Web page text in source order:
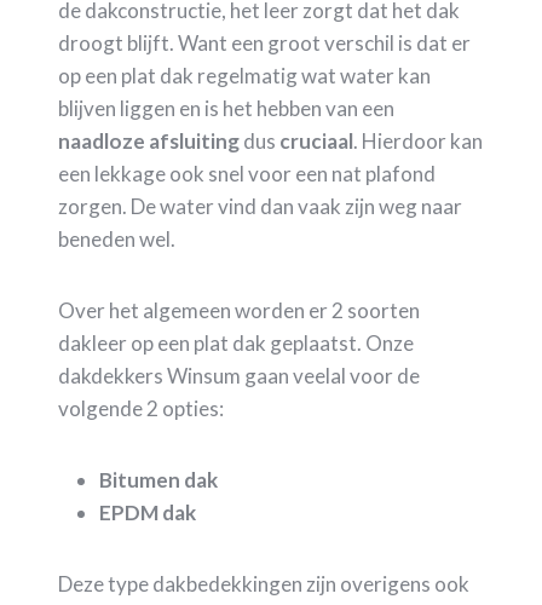
de dakconstructie, het leer zorgt dat het dak
droogt blijft. Want een groot verschil is dat er
op een plat dak regelmatig wat water kan
blijven liggen en is het hebben van een
naadloze afsluitingdus cruciaal. Hierdoor kan
een lekkage ook snel voor een nat plafond
zorgen. De water vind dan vaak zijn weg naar
beneden wel.
Over het algemeen worden er 2 soorten
dakleer op een plat dak geplaatst. Onze
dakdekkers Winsum gaan veelal voor de
volgende 2 opties:
Bitumen dak
EPDM dak
Deze type dakbedekkingen zijn overigens ook